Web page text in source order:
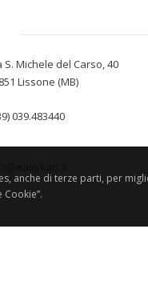
S. Michele del Carso, 40
Lissone (MB)
039.483440
anche di terze parti, per
Cookie”.